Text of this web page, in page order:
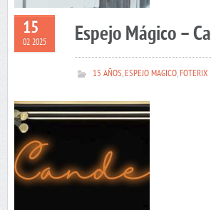
15
02 2025 Espejo Mágico –
15 AÑOS,ESPEJO MAGICO,FOTERIX